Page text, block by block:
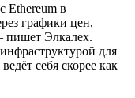
Ethereum в
графики цен,
пишет Элкалех.
для
себя скорее как